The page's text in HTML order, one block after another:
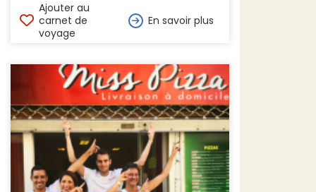
Ajouter au
carnet de
voyage
En savoir plus